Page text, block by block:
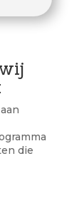
die